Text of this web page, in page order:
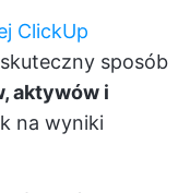
ClickUp
sposób
aktywów i
na wyniki